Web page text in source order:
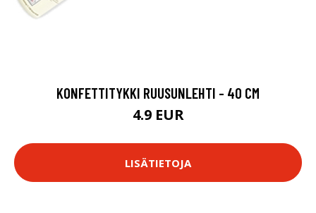
KONFETTITYKKI RUUSUNLEHTI - 40 CM
4.9 EUR
LISÄTIETOJA